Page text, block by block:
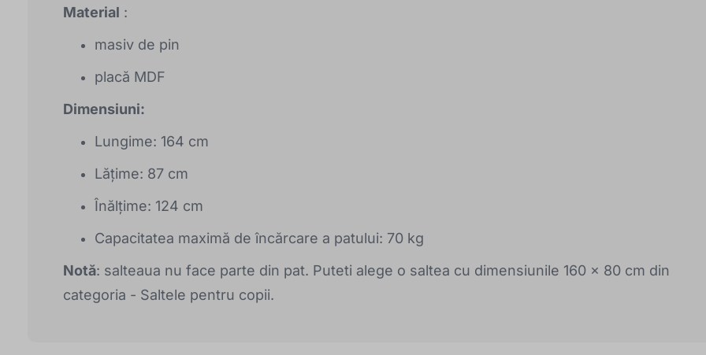
Material :
masiv de pin
placă MDF
Dimensiuni:
Lungime: 164 cm
Lățime: 87 cm
Înălțime: 124 cm
Capacitatea maximă de încărcare a patului: 70 kg
Notă: salteaua nu face parte din pat. Puteti alege o saltea cu dimensiunile 160 x 80 cm din
categoria - Saltele pentru copii.